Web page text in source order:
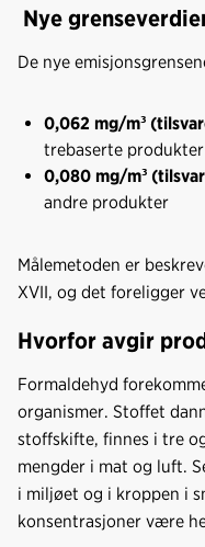
Nye
De nye
0,062 mg/m³
trebaserte produkter
0,080 mg/m³
andre produkter
Målemetoden er
XVII, og det foreligger
Hvorfor avgir
Formaldehyd
organismer. Stoffet
stoffskifte, finnes i tre
mengder i mat og luft.
i miljøet og i kroppen i
konsentrasjoner være